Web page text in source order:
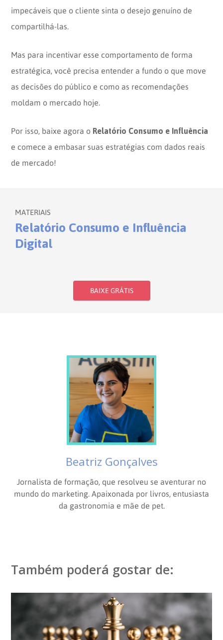
impecáveis que o cliente sinta o desejo genuíno de
compartilhá-las.
Mas para incentivar esse comportamento de forma
estratégica, você precisa entender a fundo o que move
as decisões do público e como as recomendações
moldam o mercado hoje.
Por isso, baixe agora o Relatório Consumo e Influência
e comece a embasar suas estratégias com dados reais
de mercado!
MATERIAIS
Relatório Consumo e Influência
Digital
BAIXE GRÁTIS
Beatriz Gonçalves
Jornalista de formação, que resolveu se aventurar no
mundo do marketing. Apaixonada por livros, entusiasta
da gastronomia e mãe de pet.
Também poderá gostar de: